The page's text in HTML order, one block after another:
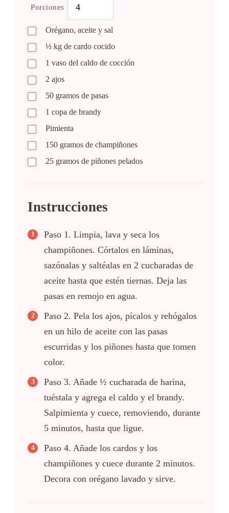
Porciones
Orégano, aceite y sal
½ kg de cardo cocido
1 vaso del caldo de cocción
2 ajos
50 gramos de pasas
1 copa de brandy
Pimienta
150 gramos de champiñones
25 gramos de piñones pelados
Instrucciones
Paso 1. Limpia, lava y seca los
champiñones. Córtalos en láminas,
sazónalas y saltéalas en 2 cucharadas de
aceite hasta que estén tiernas. Deja las
pasas en remojo en agua.
Paso 2. Pela los ajos, pícalos y rehógalos
en un hilo de aceite con las pasas
escurridas y los piñones hasta que tomen
color.
Paso 3. Añade ½ cucharada de harina,
tuéstala y agrega el caldo y el brandy.
Salpimienta y cuece, removiendo, durante
5 minutos, hasta que ligue.
Paso 4. Añade los cardos y los
champiñones y cuece durante 2 minutos.
Decora con orégano lavado y sirve.